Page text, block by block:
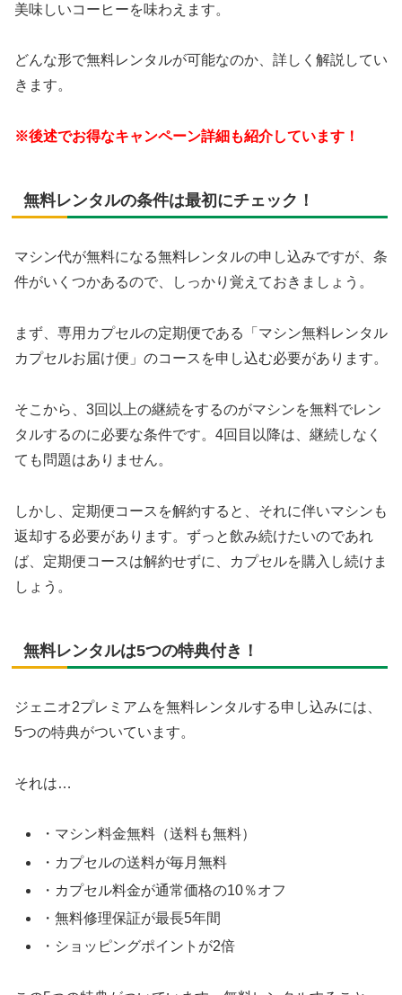
美味しいコーヒーを味わえます。
どんな形で無料レンタルが可能なのか、詳しく解説してい
きます。
※後述でお得なキャンペーン詳細も紹介しています！
無料レンタルの条件は最初にチェック！
マシン代が無料になる無料レンタルの申し込みですが、条
件がいくつかあるので、しっかり覚えておきましょう。
まず、専用カプセルの定期便である「マシン無料レンタル
カプセルお届け便」のコースを申し込む必要があります。
そこから、3回以上の継続をするのがマシンを無料でレン
タルするのに必要な条件です。4回目以降は、継続しなく
ても問題はありません。
しかし、定期便コースを解約すると、それに伴いマシンも
返却する必要があります。ずっと飲み続けたいのであれ
ば、定期便コースは解約せずに、カプセルを購入し続けま
しょう。
無料レンタルは5つの特典付き！
ジェニオ2プレミアムを無料レンタルする申し込みには、
5つの特典がついています。
それは…
・マシン料金無料（送料も無料）
・カプセルの送料が毎月無料
・カプセル料金が通常価格の10％オフ
・無料修理保証が最長5年間
・ショッピングポイントが2倍